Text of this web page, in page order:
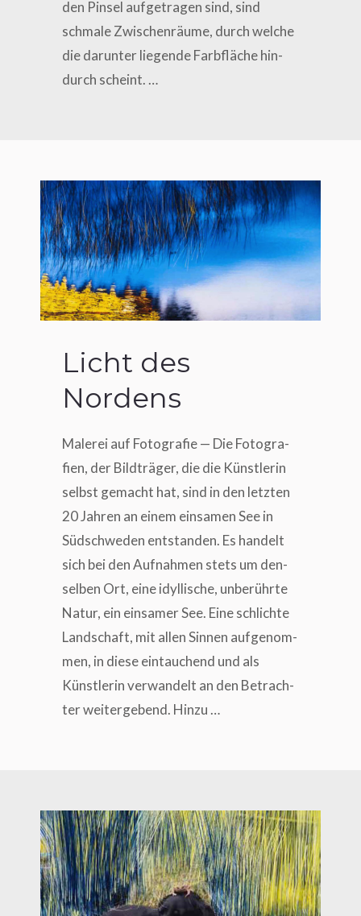
Licht des
Nordens
Male­rei auf Foto­gra­fie — Die Foto­gra­
fien, der Bild­trä­ger, die die Künst­le­rin
selbst gemacht hat, sind in den letz­ten
20 Jah­ren an einem ein­sa­men See in
Süd­schwe­den ent­stan­den. Es han­delt
sich bei den Auf­nah­men stets um den­
sel­ben Ort, eine idyl­li­sche, unbe­rühr­te
Natur, ein ein­sa­mer See. Eine schlich­te
Land­schaft, mit allen Sin­nen auf­ge­nom­
men, in die­se ein­tau­chend und als
Künst­le­rin ver­wan­delt an den Betrach­
ter wei­ter­ge­bend. Hinzu …
den Pin­sel auf­ge­tra­gen sind, sind
schma­le Zwi­schen­räu­me, durch wel­che
die dar­un­ter lie­gen­de Farb­flä­che hin­
durch scheint. …